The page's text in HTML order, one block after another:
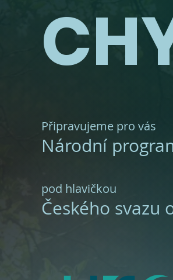
Připravujeme pro vás
Národní
pod hlavičkou
Českého svazu